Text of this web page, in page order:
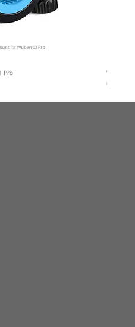
Pro Wuben
ราคา
฿95.00